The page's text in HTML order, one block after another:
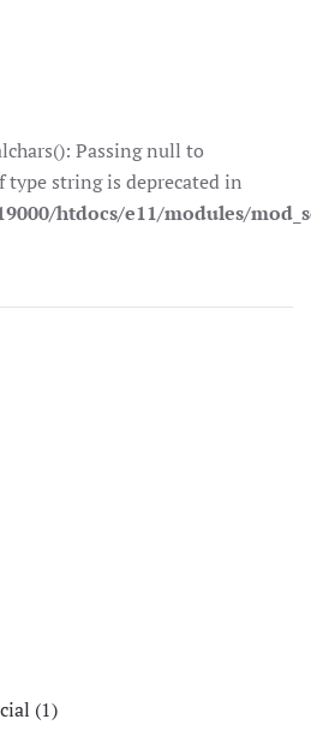
Passing null to
type string is deprecated in
htdocs/e11/modules/
(1)